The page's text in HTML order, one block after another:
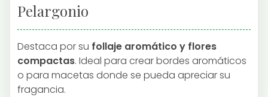
Pelargonio
Destaca por su follaje aromático y flores
compactas. Ideal para crear bordes aromáticos
o para macetas donde se pueda apreciar su
fragancia.